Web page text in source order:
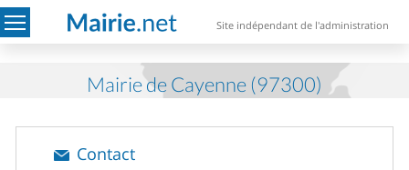
Site indépendant de l'administration
Mairie de Cayenne (97300)
Contact